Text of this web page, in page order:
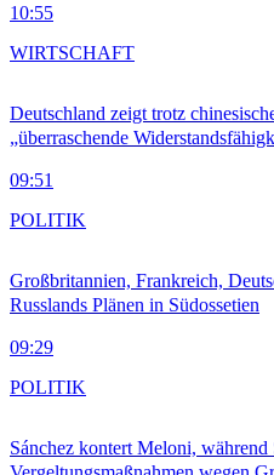
10:55
Deutschland zeigt trotz
„überraschende
09:51
WIRTSCHAFT
Großbritannien, Frankreich,
Russlands Plänen in Südossetien
09:29
POLITIK
Sánchez kontert Meloni, während
POLITIK